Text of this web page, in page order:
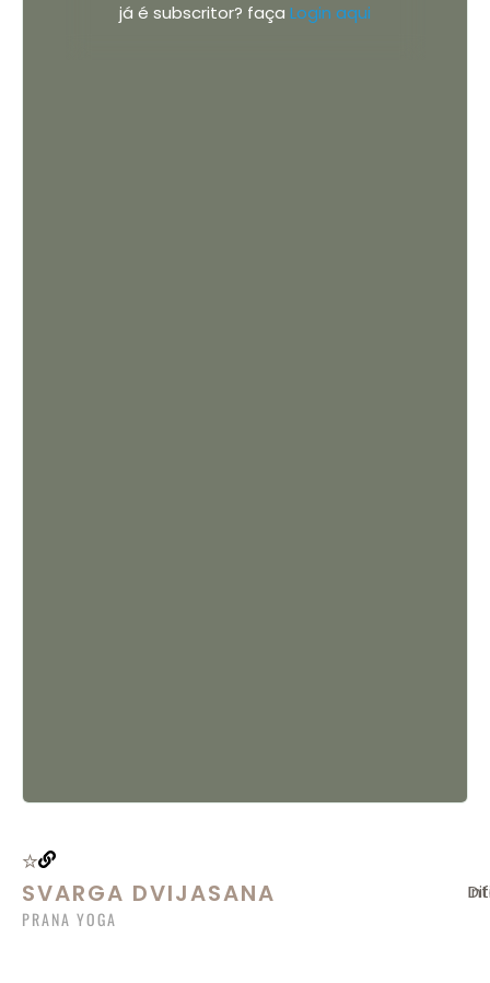
já é subscritor? faça Login aqui
SVARGA DVIJASANA
PRANA YOGA